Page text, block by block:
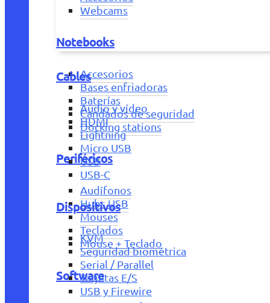
Webcams
Notebooks
Accesorios
Bases enfriadoras
Baterías
Candados de seguridad
Docking stations
Periféricos
Audífonos
Hubs USB
Mouses
Teclados
Mouse + Teclado
Software
Cables
Audio y vídeo
HDMI
Lightning
Micro USB
USB
USB-C
Dispositivos
KVM
Seguridad biométrica
Serial / Parallel
Tarjetas E/S
USB y Firewire